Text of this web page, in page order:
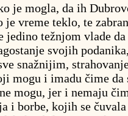
je mogla, da ih
vreme teklo, te
jedino težnjom vlade
svojih
snažnijim,
mogu i imadu čime da
mogu, jer i nemaju
i borbe, kojih se